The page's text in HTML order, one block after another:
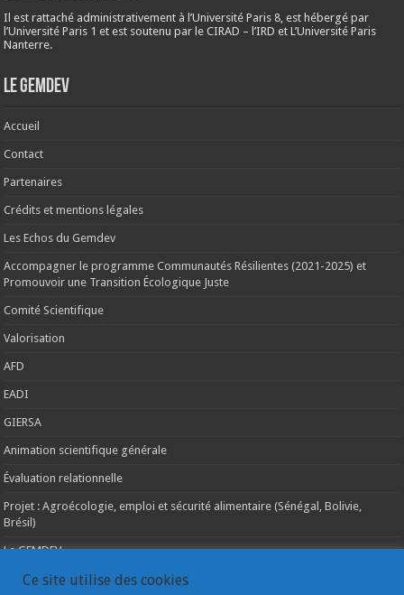
Il est rattaché administrativement à l’Université Paris 8, est hébergé par
l’Université Paris 1 et est soutenu par le CIRAD – l’IRD et L’Université Paris
Nanterre.
Le Gemdev
Accueil
Contact
Partenaires
Crédits et mentions légales
Les Echos du Gemdev
Accompagner le programme Communautés Résilientes (2021-2025) et
Promouvoir une Transition Écologique Juste
Comité Scientifique
Valorisation
AFD
EADI
GIERSA
Animation scientifique générale
Évaluation relationnelle
Projet : Agroécologie, emploi et sécurité alimentaire (Sénégal, Bolivie,
Brésil)
Le GEMDEV
La pluridisciplinarité
Ce site utilise des cookies